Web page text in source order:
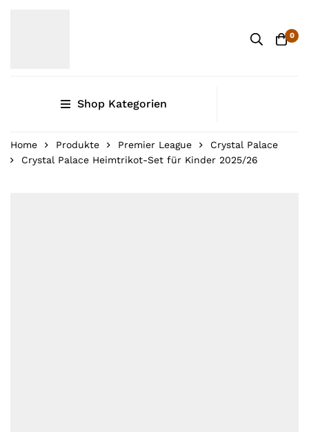
0
Shop Kategorien
Home Produkte Premier League
Crystal Palace
Crystal Palace Heimtrikot-Set für Kinder 2025/26